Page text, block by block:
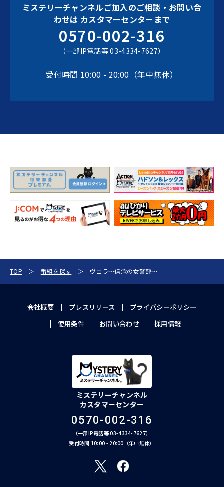
ミステリーチャンネルご加入のご相談・お問い合
わせは カスタマーセンターまで
0570-002-316
（一部IP電話等 03-4334-7627）
受付時間 10:00 - 20:00（年中無休）
TOP 番組を探す ヴェラ～信念の女警部～
会社概要 プレスリリース
プライバシーポリシー
使用条件
お問い合わせ 採用情報
ミステリーチャンネル
カスタマーセンター
0570-002-316
（一部IP電話等 03-4334-7627）
受付時間 10:00 - 20:00（年中無休）